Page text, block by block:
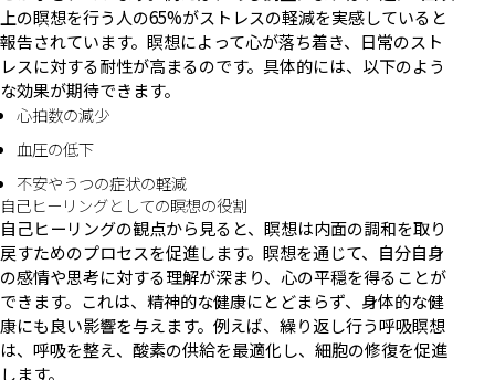
上の瞑想を行う人の65%がストレスの軽減を実感していると
報告されています。瞑想によって心が落ち着き、日常のスト
レスに対する耐性が高まるのです。具体的には、以下のよう
な効果が期待できます。
心拍数の減少
血圧の低下
不安やうつの症状の軽減
自己ヒーリングとしての瞑想の役割
自己ヒーリングの観点から見ると、瞑想は内面の調和を取り
戻すためのプロセスを促進します。瞑想を通じて、自分自身
の感情や思考に対する理解が深まり、心の平穏を得ることが
できます。これは、精神的な健康にとどまらず、身体的な健
康にも良い影響を与えます。例えば、繰り返し行う呼吸瞑想
は、呼吸を整え、酸素の供給を最適化し、細胞の修復を促進
します。